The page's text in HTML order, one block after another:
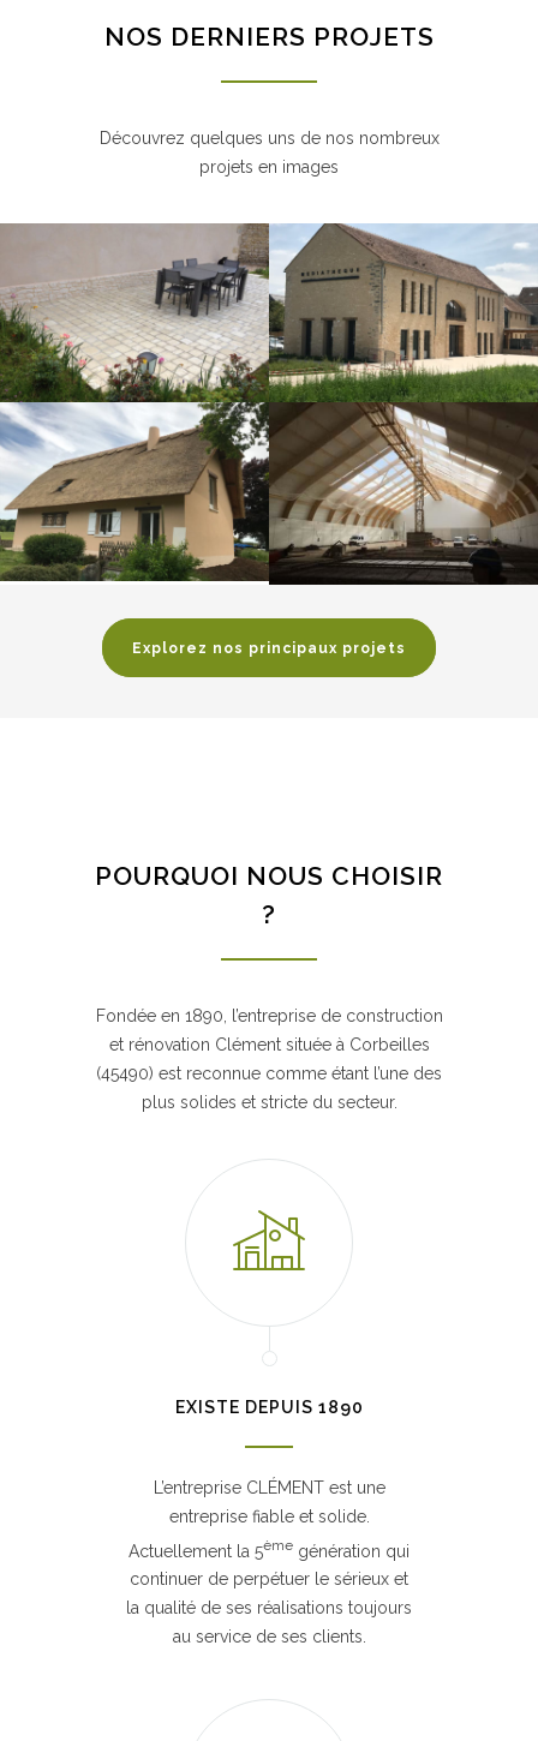
NOS DERNIERS PROJETS
Découvrez quelques uns de nos nombreux
projets en images
Explorez nos principaux projets
POURQUOI NOUS CHOISIR
?
Fondée en 1890, l’entreprise de construction
et rénovation Clément située à Corbeilles
(45490) est reconnue comme étant l’une des
plus solides et stricte du secteur.
EXISTE DEPUIS 1890
L’entreprise CLÉMENT est une
entreprise fiable et solide.
Actuellement la 5ème génération qui
continuer de perpétuer le sérieux et
la qualité de ses réalisations toujours
au service de ses clients.